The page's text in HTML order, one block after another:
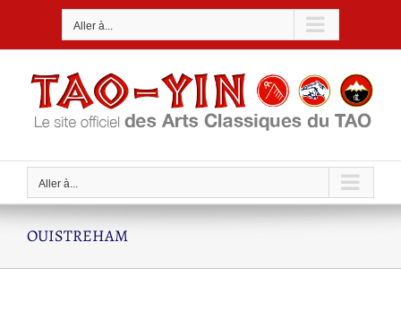
Aller à...
Aller à...
OUISTREHAM